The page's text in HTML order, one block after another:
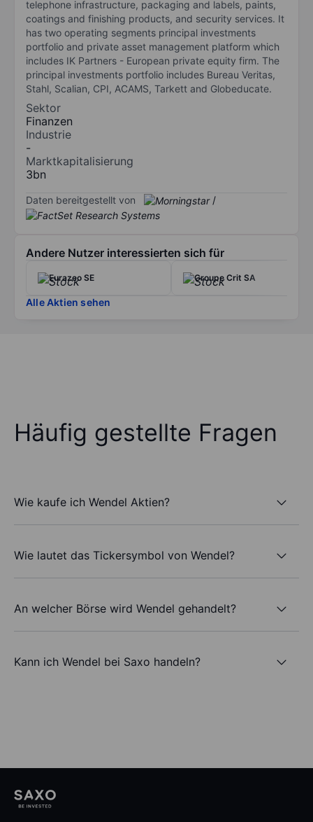
telephone infrastructure, packaging and labels, paints,
coatings and finishing products, and security services. It
has two operating segments principal investments
portfolio and private asset management platform which
includes IK Partners - European private equity firm. The
principal investments portfolio includes Bureau Veritas,
Stahl, Scalian, CPI, ACAMS, Tarkett and Globeducate.
Sektor
Finanzen
Industrie
-
Marktkapitalisierung
3bn
Daten bereitgestellt von /
Andere Nutzer interessierten sich für
Eurazeo SE Groupe Crit SA
Alle Aktien sehen
Häufig gestellte Fragen
Wie kaufe ich Wendel Aktien?
Wie lautet das Tickersymbol von Wendel?
An welcher Börse wird Wendel gehandelt?
Kann ich Wendel bei Saxo handeln?